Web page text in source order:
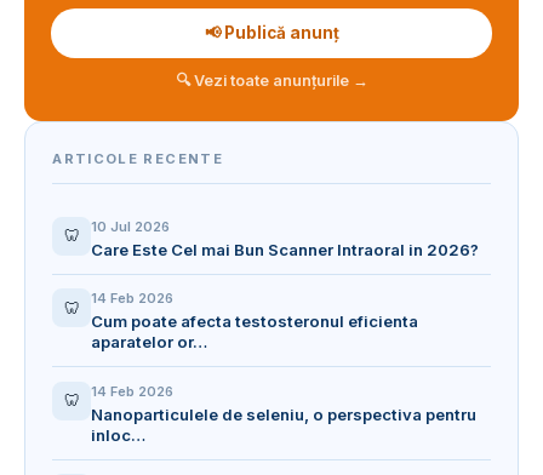
📢 Publică anunț
🔍 Vezi toate anunțurile →
ARTICOLE RECENTE
🦷 10 Jul 2026
Care Este Cel mai Bun Scanner Intraoral in 2026?
🦷 14 Feb 2026
Cum poate afecta testosteronul eficienta
aparatelor or…
🦷 14 Feb 2026
Nanoparticulele de seleniu, o perspectiva pentru
inloc…